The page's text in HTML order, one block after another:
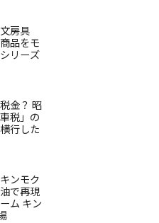
房具
品をモ
リーズ
金？ 昭
税」の
行した
ンモク
で再現
ム キン